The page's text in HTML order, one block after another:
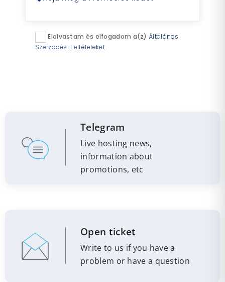
Elolvastam és elfogadom a(z) Általános
Szerződési Feltételeket
Telegram
Live hosting news,
information about
promotions, etc
Open ticket
Write to us if you have a
problem or have a question